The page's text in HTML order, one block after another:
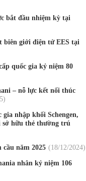
bắt đầu nhiệm kỳ tại
biên giới điện tử EES tại
quốc gia kỷ niệm 80
– nỗ lực kết nối thúc
nhập khối Schengen,
hữu thẻ thường trú
năm 2025 18/12/2024
nhân kỷ niệm 106